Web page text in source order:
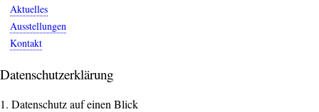
Aktuelles
Ausstellungen
Kontakt
Datenschutzerklärung
1. Datenschutz auf einen Blick